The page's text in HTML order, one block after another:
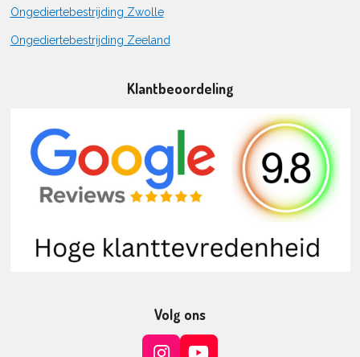
Ongediertebestrijding Zwolle
Ongediertebestrijding Zeeland
Klantbeoordeling
Volg ons